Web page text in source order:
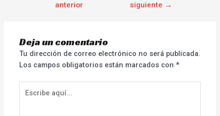
anterior
siguiente →
Deja un comentario
Tu dirección de correo electrónico no será publicada.
Los campos obligatorios están marcados con*
aquí...